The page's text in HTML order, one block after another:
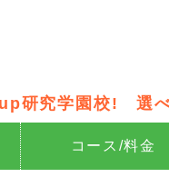
×個別指導
研究学園校! 選べ
コース/料金